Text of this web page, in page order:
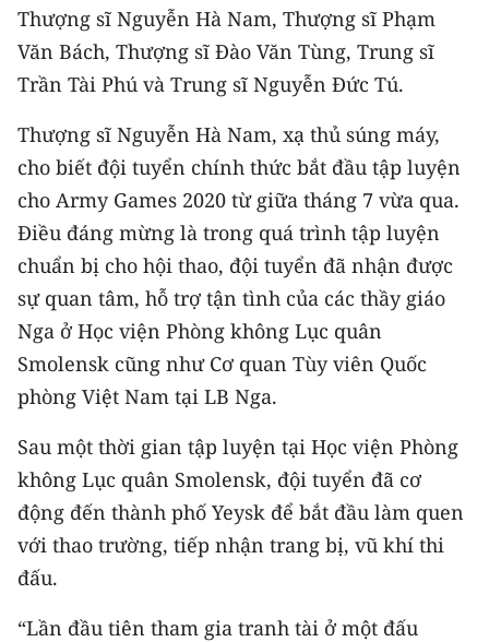
TIN MỚI
TIN ĐỊA PHƯƠNG
Trung du và miền núi phía Bắc
Đồng bằng sông Hồng
Bắc Trung Bộ
Duyên hải Nam Trung Bộ và Tây
Nguyên
Đông Nam Bộ
Đồng bằng sông Cửu Long
Chuyên trang Hà Nội
Chuyên trang TP. Hồ Chí Minh
CHUYÊN ĐỀ
Thượng sĩ Nguyễn Hà Nam, Thượng sĩ Phạm
Văn Bách, Thượng sĩ Đào Văn Tùng, Trung sĩ
Trần Tài Phú và Trung sĩ Nguyễn Đức Tú.
Thượng sĩ Nguyễn Hà Nam, xạ thủ súng máy,
cho biết đội tuyển chính thức bắt đầu tập luyện
cho Army Games 2020 từ giữa tháng 7 vừa qua.
Điều đáng mừng là trong quá trình tập luyện
chuẩn bị cho hội thao, đội tuyển đã nhận được
sự quan tâm, hỗ trợ tận tình của các thầy giáo
Nga ở Học viện Phòng không Lục quân
Smolensk cũng như Cơ quan Tùy viên Quốc
phòng Việt Nam tại LB Nga.
Sau một thời gian tập luyện tại Học viện Phòng
không Lục quân Smolensk, đội tuyển đã cơ
động đến thành phố Yeysk để bắt đầu làm quen
với thao trường, tiếp nhận trang bị, vũ khí thi
đấu.
“Lần đầu tiên tham gia tranh tài ở một đấu